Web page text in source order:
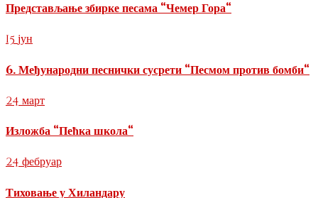
Представљање збирке песама “Чемер Гора“
15 јун
6. Међународни песнички сусрети “Песмом против бомби“
24 март
Изложба “Пећка школа“
24 фебруар
Тиховање у Хиландару